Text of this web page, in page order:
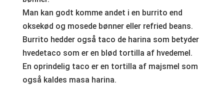
Man kan godt komme andet i en burrito end
oksekød og mosede bønner eller refried beans.
Burrito hedder også taco de harina som betyder
hvedetaco som er en blød tortilla af hvedemel.
En oprindelig taco er en tortilla af majsmel som
også kaldes masa harina.